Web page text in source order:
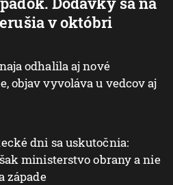
v októbri
odhalila aj nové
objav vyvoláva u vedcov aj
dni sa uskutočnia:
ministerstvo obrany a nie
západe